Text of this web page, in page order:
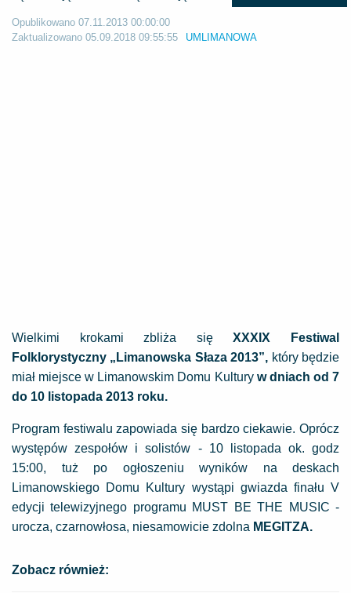
Opublikowano 07.11.2013 00:00:00
Zaktualizowano 05.09.2018 09:55:55 UMLIMANOWA
Wielkimi krokami zbliża sięXXXIX Festiwal
Folklorystyczny „Limanowska Słaza 2013”, który będzie
miał miejsce w Limanowskim Domu Kultury w dniach od 7
do 10 listopada 2013 roku.
Program festiwalu zapowiada się bardzo ciekawie. Oprócz
występów zespołów i solistów - 10 listopada ok. godz
15:00, tuż po ogłoszeniu wyników na deskach
Limanowskiego Domu Kultury wystąpi gwiazda finału V
edycji telewizyjnego programu MUST BE THE MUSIC -
urocza, czarnowłosa, niesamowicie zdolna MEGITZA.
Zobacz również: